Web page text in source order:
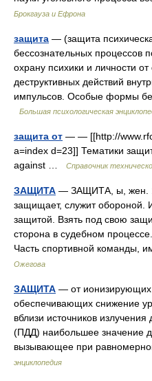
Брокгауза и Ефрона
защита — (защита
бессознательных процессов
охрану психики и личности
деструктивных действий
импульсов. Особые формы
Большая психологическая
защита от — — [[http://
a=index d=23]] Тематики
against …
Справочник
ЗАЩИТА — ЗАЩИТА, ы, жен.
защищает, служит обороной.
защитой. Взять под свою
сторона в судебном
Часть спортивной
Ожегова
ЗАЩИТА — от ионизирующих
обеспечивающих снижение
вблизи источников
(ПДД) наибольшее значение
вызывающее при
энциклопедия